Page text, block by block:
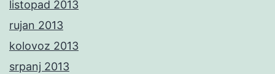
listopad 2013
rujan 2013
kolovoz 2013
srpanj 2013